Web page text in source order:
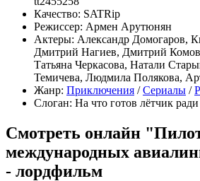
Качество: SATRip
Режиссер: Армен Арутюнян
Актеры: Александр Домогаров,
Дмитрий Нагиев, Дмитрий
Татьяна Черкасова, Натали
Темичева, Людмила Полякова,
Жанр: Приключения /Сериалы /
Слоган: На что готов лётчик
Смотреть онлайн
международных
- лордфильм